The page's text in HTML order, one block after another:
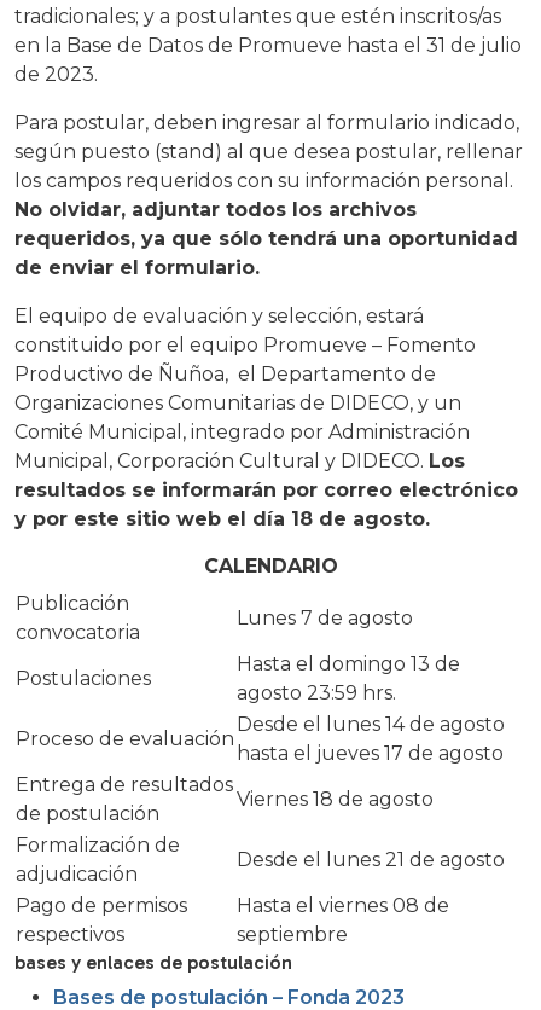
tradicionales; y a postulantes que estén inscritos/as
en la Base de Datos de Promueve hasta el 31 de julio
de 2023.
Para postular, deben ingresar al formulario indicado,
según puesto (stand) al que desea postular, rellenar
los campos requeridos con su información personal.
No olvidar, adjuntar todos los archivos
requeridos, ya que sólo tendrá una oportunidad
de enviar el formulario.
El equipo de evaluación y selección, estará
constituido por el equipo Promueve – Fomento
Productivo de Ñuñoa, el Departamento de
Organizaciones Comunitarias de DIDECO, y un
Comité Municipal, integrado por Administración
Municipal, Corporación Cultural y DIDECO. Los
resultados se informarán por correo electrónico
y por este sitio web el día 18 de agosto.
CALENDARIO
Publicación
convocatoria
Lunes 7 de agosto
Postulaciones
Hasta el domingo 13 de
agosto 23:59 hrs.
Proceso de evaluación
Desde el lunes 14 de agosto
hasta el jueves 17 de agosto
Entrega de resultados
de postulación
Viernes 18 de agosto
Formalización de
adjudicación
Desde el lunes 21 de agosto
Pago de permisos
respectivos
Hasta el viernes 08 de
septiembre
bases y enlaces de postulación
Bases de postulación – Fonda 2023